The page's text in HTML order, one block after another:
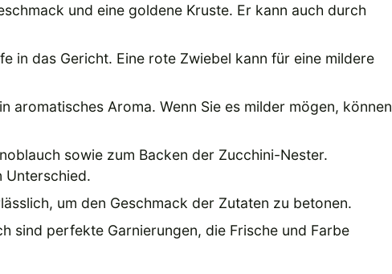
und eine goldene Kruste. Er kann auch durch
in das Gericht. Eine rote Zwiebel kann für eine mildere
aromatisches Aroma. Wenn Sie es milder mögen, können
sowie zum Backen der Zucchini-Nester.
Unterschied.
um den Geschmack der Zutaten zu betonen.
sind perfekte Garnierungen, die Frische und Farbe